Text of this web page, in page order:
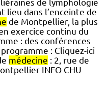
de lymphologie
lieu dans l’enceinte de
de Montpellier, la plus
exercice continu du
: des conférences
: Cliquez-ici
médecine : 2, rue de
INFO CHU